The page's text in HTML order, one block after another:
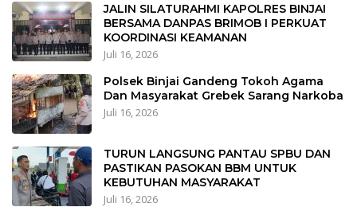
JALIN SILATURAHMI KAPOLRES BINJAI
BERSAMA DANPAS BRIMOB I PERKUAT
KOORDINASI KEAMANAN
Juli 16, 2026
Polsek Binjai Gandeng Tokoh Agama
Dan Masyarakat Grebek Sarang Narkoba
Juli 16, 2026
TURUN LANGSUNG PANTAU SPBU DAN
PASTIKAN PASOKAN BBM UNTUK
KEBUTUHAN MASYARAKAT
Juli 16, 2026